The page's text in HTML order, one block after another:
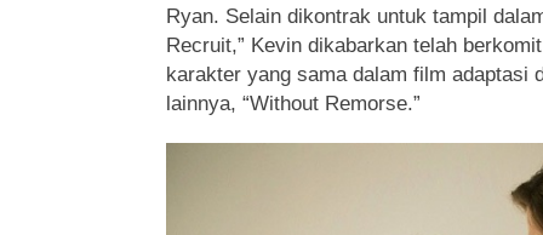
Ryan. Selain dikontrak untuk tampil
Recruit,” Kevin dikabarkan telah
karakter yang sama dalam film adaptasi
lainnya, “Without Remorse.”